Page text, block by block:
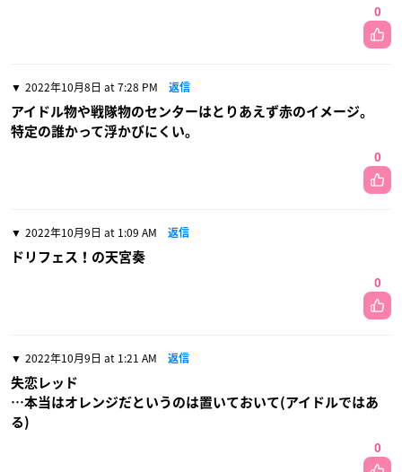
0
2022年10月8日 at 7:28 PM 返信
アイドル物や戦隊物のセンターはとりあえず赤のイメージ。
特定の誰かって浮かびにくい。
0
2022年10月9日 at 1:09 AM 返信
ドリフェス！の天宮奏
0
2022年10月9日 at 1:21 AM 返信
失恋レッド
…本当はオレンジだというのは置いておいて(アイドルではあ
る)
0